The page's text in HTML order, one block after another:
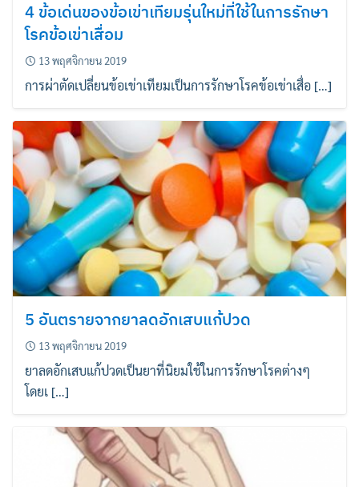
4 ข้อเด่นของข้อเข่าเทียมรุ่นใหม่ที่ใช้ในการรักษา
โรคข้อเข่าเสื่อม
13 พฤศจิกายน 2019
การผ่าตัดเปลี่ยนข้อเข่าเทียมเป็นการรักษาโรคข้อเข่าเสื่อ […]
5 อันตรายจากยาลดอักเสบแก้ปวด
13 พฤศจิกายน 2019
ยาลดอักเสบแก้ปวดเป็นยาที่นิยมใช้ในการรักษาโรคต่างๆ
โดยเ […]